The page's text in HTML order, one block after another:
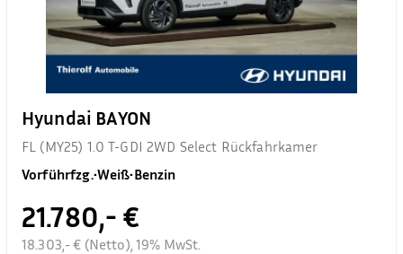
Hyundai BAYON
FL (MY25) 1.0 T-GDI 2WD Select Rückfahrkamer
Vorführfzg.•Weiß•Benzin
21.780,- €
18.303,- € (Netto), 19% MwSt.